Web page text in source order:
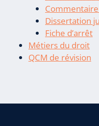
Dissertation
Fiche d’arrêt
Métiers du droit
QCM de révision